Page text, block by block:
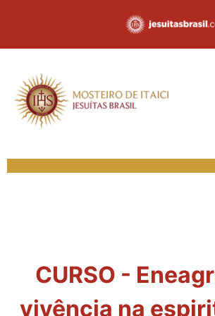
CURSO -
vivência na